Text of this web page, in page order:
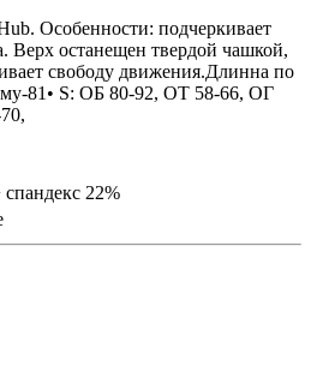
Особенности: подчеркивает
Верх останещен твердой чашкой,
свободу движения.Длинна по
81• S: ОБ 80-92, ОТ 58-66, ОГ
22%